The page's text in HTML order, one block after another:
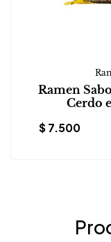
Ramen
Cerdo
$7.500